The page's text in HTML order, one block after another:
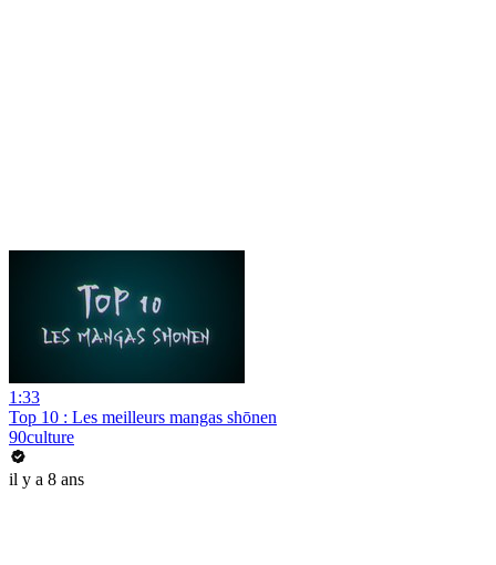
1:33
Top 10 : Les meilleurs mangas shōnen
90culture
il y a 8 ans